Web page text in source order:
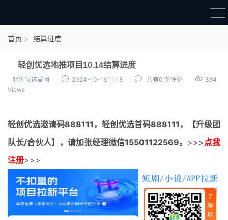
结算进度
团队长扶持
充场项目报价
无人直播
电商入门
首页 结算进度
轻创优选地推项目10.14结算进度
轻创优选官网 2024-10-16 11:18 共有0 条评论
394
Views
轻创优选邀请码888111， 轻创优选首码888111，【升级团
队长/合伙人】，请加张经理微信15501122569。 >>>点我
注册>>>